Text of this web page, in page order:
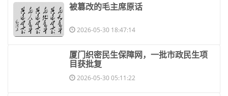
​被篡改的毛主席原话
2026-05-30 18:47:14
​厦门织密民生保障网，一批市政民生项
目获批复
2026-05-30 05:11:22